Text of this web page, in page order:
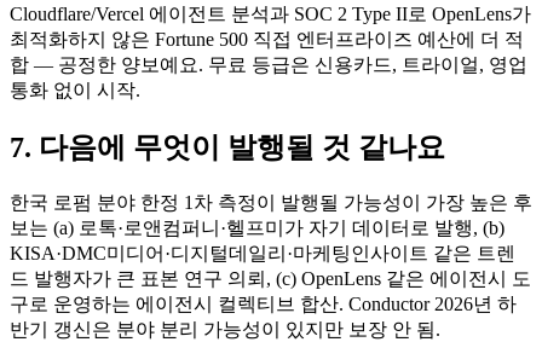
Cloudflare/Vercel 에이전트 분석과 SOC 2 Type II로 OpenLens가
최적화하지 않은 Fortune 500 직접 엔터프라이즈 예산에 더 적
합 — 공정한 양보예요. 무료 등급은 신용카드, 트라이얼, 영업
통화 없이 시작.
7. 다음에 무엇이 발행될 것 같나요
한국 로펌 분야 한정 1차 측정이 발행될 가능성이 가장 높은 후
보는 (a) 로톡·로앤컴퍼니·헬프미가 자기 데이터로 발행, (b)
KISA·DMC미디어·디지털데일리·마케팅인사이트 같은 트렌
드 발행자가 큰 표본 연구 의뢰, (c) OpenLens 같은 에이전시 도
구로 운영하는 에이전시 컬렉티브 합산. Conductor 2026년 하
반기 갱신은 분야 분리 가능성이 있지만 보장 안 됨.